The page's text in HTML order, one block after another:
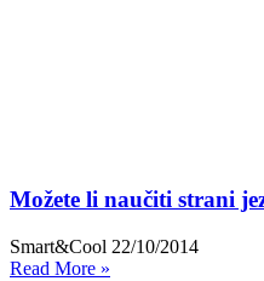
Možete li naučiti strani
Smart&Cool 22/10/2014
Read More »